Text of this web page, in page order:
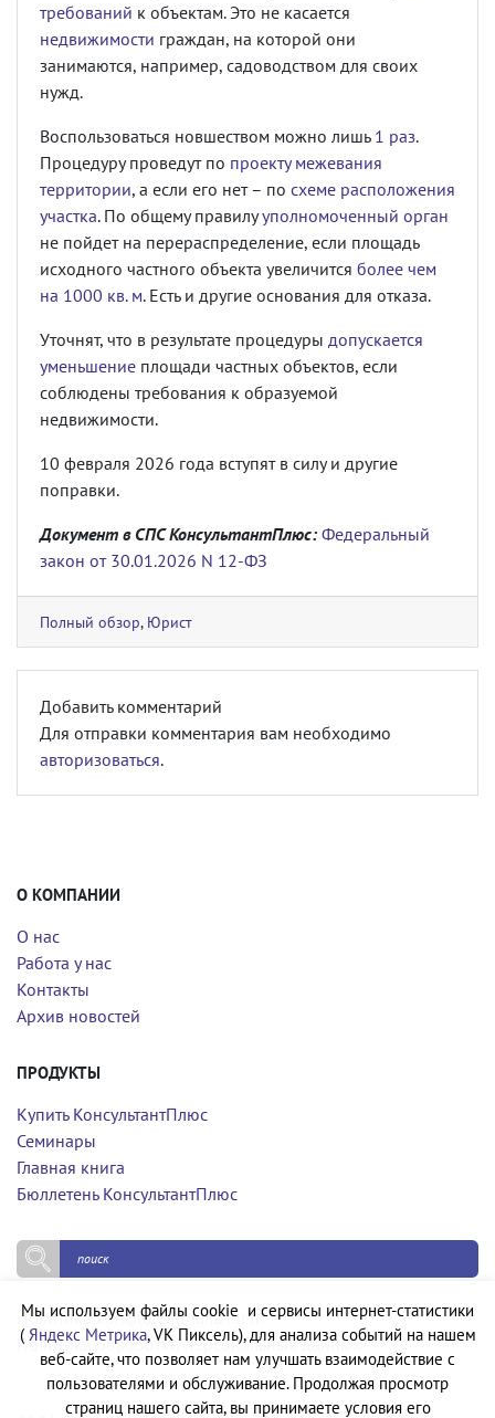
требований к объектам. Это не касается
недвижимости граждан, на которой они
занимаются, например, садоводством для своих
нужд.
Воспользоваться новшеством можно лишь 1 раз.
Процедуру проведут по проекту межевания
территории, а если его нет – по схеме расположения
участка. По общему правилууполномоченный орган
не пойдет на перераспределение, если площадь
исходного частного объекта увеличится более чем
на 1000 кв. м. Есть и другие основания для отказа.
Уточнят, что в результате процедуры допускается
уменьшение площади частных объектов, если
соблюдены требования к образуемой
недвижимости.
10 февраля 2026 года вступят в силу и другие
поправки.
Документ в СПС КонсультантПлюс: Федеральный
закон от 30.01.2026 N 12-ФЗ
Полный обзор, Юрист
Добавить комментарий
Для отправки комментария вам необходимо
авторизоваться.
О КОМПАНИИ
О нас
Работа у нас
Контакты
Архив новостей
ПРОДУКТЫ
Купить КонсультантПлюс
Семинары
Главная книга
Бюллетень КонсультантПлюс
Политика конфиденциальности
Политика обработки персональных данных
Мы используем файлы cookie и сервисы интернет-статистики
( Яндекс Метрика, VK Пиксель), для анализа событий на нашем
веб-сайте, что позволяет нам улучшать взаимодействие с
пользователями и обслуживание. Продолжая просмотр
страниц нашего сайта, вы принимаете условия его